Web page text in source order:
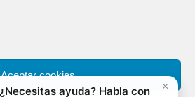
Aceptar cookies